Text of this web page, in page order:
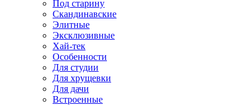
Под старину
Скандинавские
Элитные
Эксклюзивные
Хай-тек
Особенности
Для студии
Для хрущевки
Для дачи
Встроенные